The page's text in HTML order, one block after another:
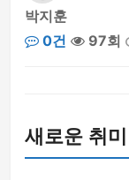
박지훈
0건
97회
새로운 취